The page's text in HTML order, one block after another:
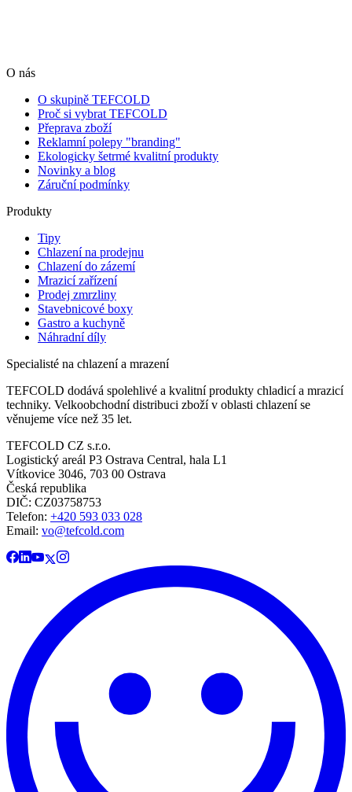
O nás
O skupině TEFCOLD
Proč si vybrat TEFCOLD
Přeprava zboží
Reklamní polepy "branding"
Ekologicky šetrmé kvalitní produkty
Novinky a blog
Záruční podmínky
Produkty
Tipy
Chlazení na prodejnu
Chlazení do zázemí
Mrazicí zařízení
Prodej zmrzliny
Stavebnicové boxy
Gastro a kuchyně
Náhradní díly
Specialisté na chlazení a mrazení
TEFCOLD dodává spolehlivé a kvalitní produkty chladicí a mrazicí
techniky. Velkoobchodní distribuci zboží v oblasti chlazení se
věnujeme více než 35 let.
TEFCOLD CZ s.r.o.
Logistický areál P3 Ostrava Central, hala L1
Vítkovice 3046, 703 00 Ostrava
Česká republika
DIČ: CZ03758753​​​​​​
Telefon: +420 593 033 028
Email: vo@tefcold.com